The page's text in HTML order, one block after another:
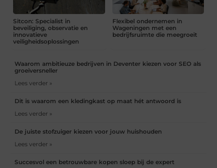
Sitcon: Specialist in
beveiliging, observatie en
innovatieve
veiligheidsoplossingen
Flexibel ondernemen in
Wageningen met een
bedrijfsruimte die meegroeit
Waarom ambitieuze bedrijven in Deventer kiezen voor SEO als
groeiversneller
Lees verder »
Dit is waarom een kledingkast op maat hét antwoord is
Lees verder »
De juiste stofzuiger kiezen voor jouw huishouden
Lees verder »
Succesvol een betrouwbare kopen sloep bij de expert